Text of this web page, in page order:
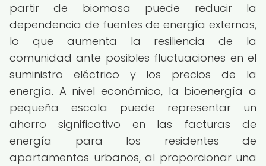
partir de biomasa puede reducir la
dependencia de fuentes de energía externas,
lo que aumenta la resiliencia de la
comunidad ante posibles fluctuaciones en el
suministro eléctrico y los precios de la
energía. A nivel económico, la bioenergía a
pequeña escala puede representar un
ahorro significativo en las facturas de
energía para los residentes de
apartamentos urbanos, al proporcionar una